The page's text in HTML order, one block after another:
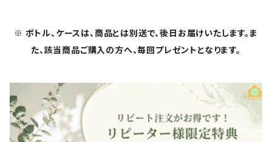
※ ボトル、ケースは、商品とは別送で、後日お届けいたします。ま
た、該当商品ご購入の方へ、毎回プレゼントとなります。